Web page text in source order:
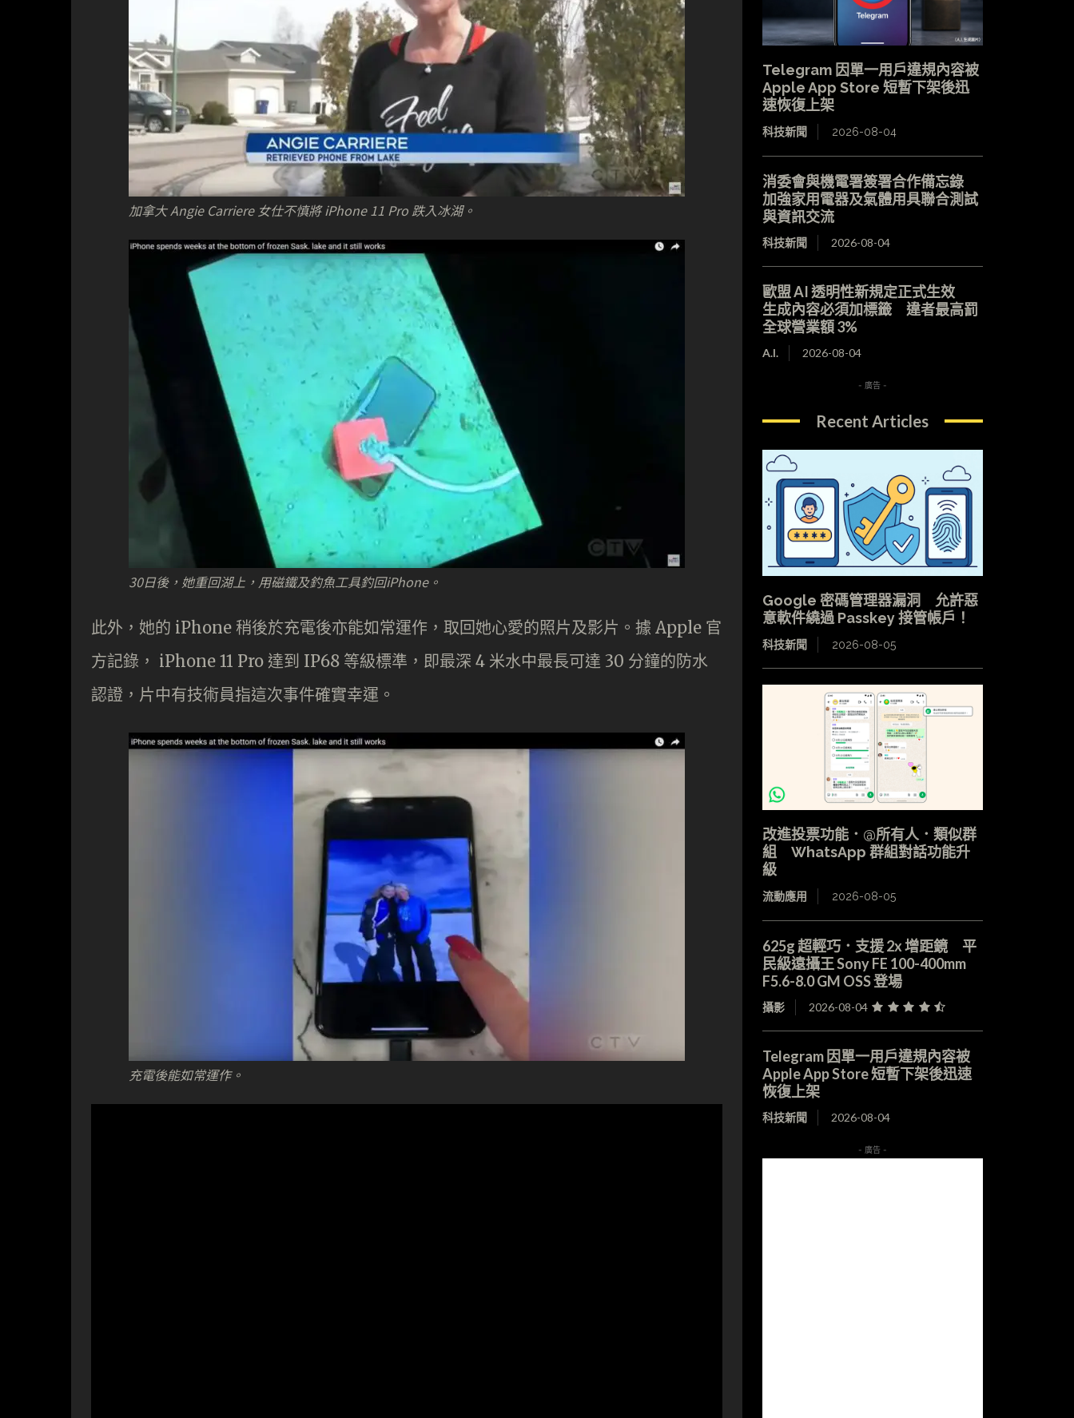
加拿大 Angie Carriere 女仕不慎將 iPhone 11 Pro 跌入冰湖。
30日後，她重回湖上，用磁鐵及釣魚工具釣回iPhone。
此外，她的 iPhone 稍後於充電後亦能如常運作，取回她心愛的照片及影片。據 Apple 官
方記錄， iPhone 11 Pro 達到 IP68 等級標準，即最深 4 米水中最長可達 30 分鐘的防水
認證，片中有技術員指這次事件確實幸運。
充電後能如常運作。
Telegram 因單一用戶違規內容被
Apple App Store 短暫下架後迅
速恢復上架
科技新聞 2026-08-04
消委會與機電署簽署合作備忘錄
加強家用電器及氣體用具聯合測試
與資訊交流
科技新聞 2026-08-04
歐盟 AI 透明性新規定正式生效
生成內容必須加標籤 違者最高罰
全球營業額 3%
A.I. 2026-08-04
- 廣告 -
Recent Articles
Google 密碼管理器漏洞 允許惡
意軟件繞過 Passkey 接管帳戶！
科技新聞 2026-08-05
改進投票功能．@所有人．類似群
組 WhatsApp 群組對話功能升
級
流動應用 2026-08-05
625g 超輕巧．支援 2x 增距鏡 平
民級遠攝王 Sony FE 100-400mm
F5.6-8.0 GM OSS 登場
攝影 2026-08-04
Telegram 因單一用戶違規內容被
Apple App Store 短暫下架後迅速
恢復上架
科技新聞 2026-08-04
- 廣告 -